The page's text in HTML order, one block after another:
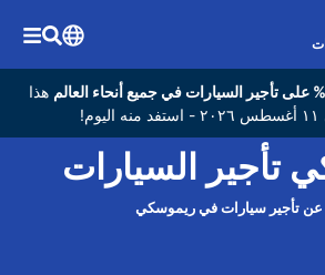
هذا
تأجير السيارات
عن تأجير سيارات في ريموسكي